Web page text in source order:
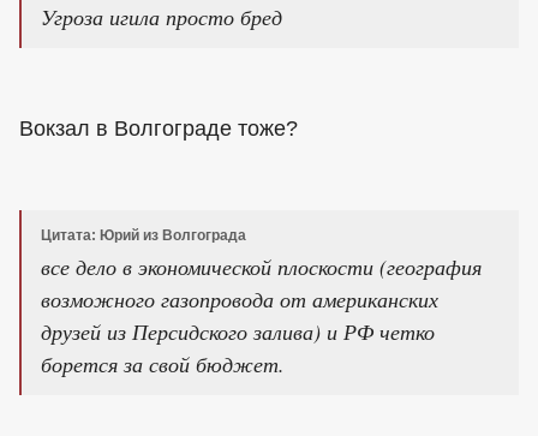
Угроза игила просто бред
Вокзал в Волгограде тоже?
Цитата: Юрий из Волгограда
все дело в экономической плоскости (география
возможного газопровода от американских
друзей из Персидского залива) и РФ четко
борется за свой бюджет.